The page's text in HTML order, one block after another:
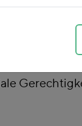
wir
stellen
sollte